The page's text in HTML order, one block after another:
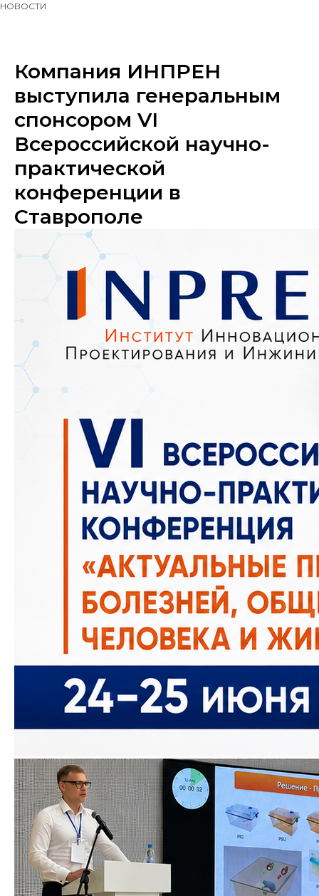
НОВОСТИ
Компания ИНПРЕН
выступила генеральным
спонсором VI
Всероссийской научно-
практической
конференции в
Ставрополе